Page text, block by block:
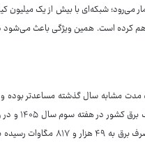
می‌رود؛ شبکه‌ای با بیش از یک
کرده است. همین ویژگی باعث
مدت مشابه سال گذشته مساعدتر